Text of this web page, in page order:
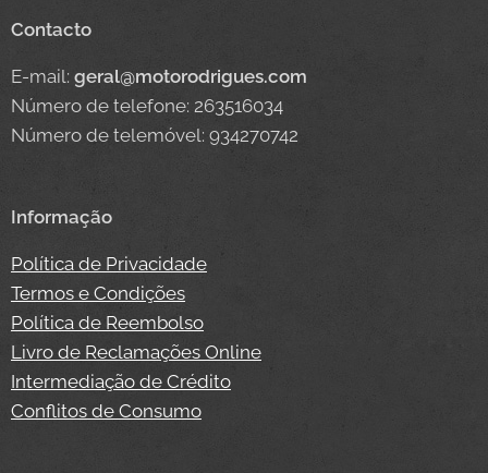
Contacto
E-mail: geral@motorodrigues.com
Número de telefone: 263516034
Número de telemóvel: 934270742
Informação
Política de Privacidade
Termos e Condições
Política de Reembolso
Livro de Reclamações Online
Intermediação de Crédito
Conflitos de Consumo